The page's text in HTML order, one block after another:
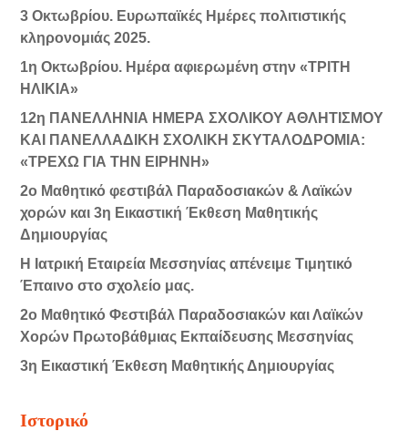
3 Οκτωβρίου. Ευρωπαϊκές Ημέρες πολιτιστικής
κληρονομιάς 2025.
1η Οκτωβρίου. Ημέρα αφιερωμένη στην «ΤΡΙΤΗ
ΗΛΙΚΙΑ»
12η ΠΑΝΕΛΛΗΝΙΑ ΗΜΕΡΑ ΣΧΟΛΙΚΟΥ ΑΘΛΗΤΙΣΜΟΥ
ΚΑΙ ΠΑΝΕΛΛΑΔΙΚΗ ΣΧΟΛΙΚΗ ΣΚΥΤΑΛΟΔΡΟΜΙΑ:
«ΤΡΕΧΩ ΓΙΑ ΤΗΝ ΕΙΡΗΝΗ»
2ο Μαθητικό φεστιβάλ Παραδοσιακών & Λαϊκών
χορών και 3η Εικαστική Έκθεση Μαθητικής
Δημιουργίας
Η Ιατρική Εταιρεία Μεσσηνίας απένειμε Τιμητικό
Έπαινο στο σχολείο μας.
2ο Μαθητικό Φεστιβάλ Παραδοσιακών και Λαϊκών
Χορών Πρωτοβάθμιας Εκπαίδευσης Μεσσηνίας
3η Εικαστική Έκθεση Μαθητικής Δημιουργίας
Ιστορικό